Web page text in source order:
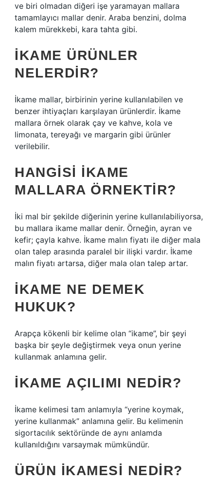
ve biri olmadan diğeri işe yaramayan mallara
tamamlayıcı mallar denir. Araba benzini, dolma
kalem mürekkebi, kara tahta gibi.
İKAME ÜRÜNLER
NELERDIR?
İkame mallar, birbirinin yerine kullanılabilen ve
benzer ihtiyaçları karşılayan ürünlerdir. İkame
mallara örnek olarak çay ve kahve, kola ve
limonata, tereyağı ve margarin gibi ürünler
verilebilir.
HANGISI IKAME
MALLARA ÖRNEKTIR?
İki mal bir şekilde diğerinin yerine kullanılabiliyorsa,
bu mallara ikame mallar denir. Örneğin, ayran ve
kefir; çayla kahve. İkame malın fiyatı ile diğer mala
olan talep arasında paralel bir ilişki vardır. İkame
malın fiyatı artarsa, diğer mala olan talep artar.
İKAME NE DEMEK
HUKUK?
Arapça kökenli bir kelime olan “ikame”, bir şeyi
başka bir şeyle değiştirmek veya onun yerine
kullanmak anlamına gelir.
İKAME AÇILIMI NEDIR?
İkame kelimesi tam anlamıyla “yerine koymak,
yerine kullanmak” anlamına gelir. Bu kelimenin
sigortacılık sektöründe de aynı anlamda
kullanıldığını varsaymak mümkündür.
ÜRÜN IKAMESI NEDIR?